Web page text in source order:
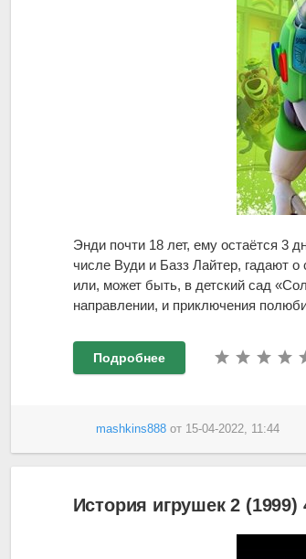
Энди почти 18 лет, ему остаётся 3
числе Вуди и Базз Лайтер, гадают
или, может быть, в детский сад
направлении, и приключения
Подробнее
mashkins888от 15-04-2022, 11:44
История игрушек 2 (1999)